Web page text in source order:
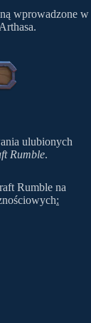
wprowadzone w
ulubionych
Rumble.
Rumble na
: